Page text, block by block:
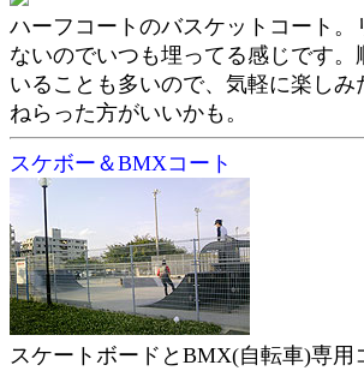
ハーフコートのバスケットコート。
ないのでいつも埋ってる感じです。
いることも多いので、気軽に楽しみ
ねらった方がいいかも。
スケボー＆BMXコート
スケートボードとBMX(自転車)専用